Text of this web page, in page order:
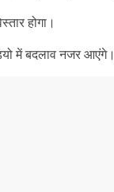
होगा।
में बदलाव नजर आएंगे।